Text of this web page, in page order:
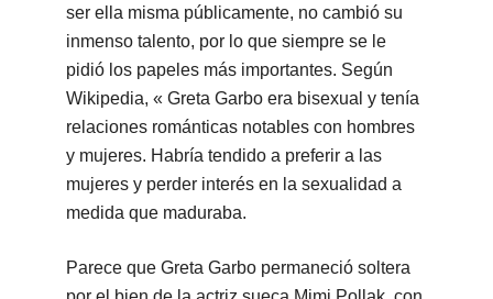
ser ella misma públicamente, no cambió su
inmenso talento, por lo que siempre se le
pidió los papeles más importantes. Según
Wikipedia, « Greta Garbo era bisexual y tenía
relaciones románticas notables con hombres
y mujeres. Habría tendido a preferir a las
mujeres y perder interés en la sexualidad a
medida que maduraba.
Parece que Greta Garbo permaneció soltera